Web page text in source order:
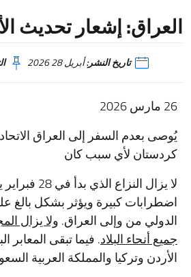
العراق: إشعار تحديث
تاريخ النشر:أبريل 28 2026
26 مارس 2026
يُوصى بعدم السفر إلى العراق
كردستان لأي سبب كان
لا يزال النزاع
اضطرابات كبيرة ويؤثر بشكل بالغ
الدولي من وإلى العراق. ولا يزال
جميع أنحاء البلاد. فيما تبقى المعابر
الأردن وتركيا والمملكة العربية